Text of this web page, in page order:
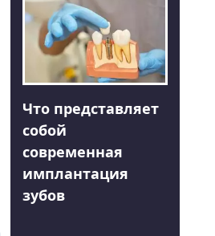
Что представляет
собой
современная
имплантация
зубов